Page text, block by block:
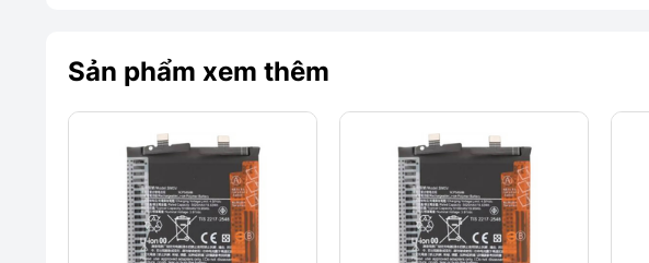
Sản phẩm xem thêm